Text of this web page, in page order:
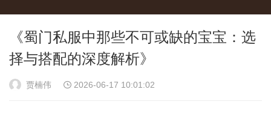
《蜀门私服中那些不可或缺的宝宝：选
择与搭配的深度解析》
贾楠伟 2026-06-17 10:01:02